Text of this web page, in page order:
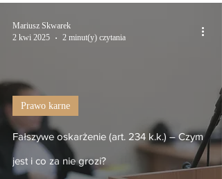
Fałszywe oskarżenie (art. 234 k.k.) – Czym
jest i co za nie grozi?
Prawo karne
Mariusz Skwarek
2 kwi 2025
2 minut(y) czytania